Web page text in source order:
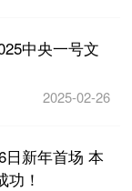
中央一号文
2025-02-26
日新年首场 本
！